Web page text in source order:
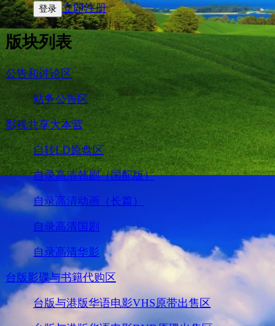
登录 立即注册
版块列表
公告和讨论区
站务公告区
影视共享大本营
自转LD原盘区
自录高清韩剧（国配版）
自录高清动画（长篇）
自录高清国剧
自录高清华影
台版影碟与书籍代购区
台版与港版华语电影VHS原带出售区